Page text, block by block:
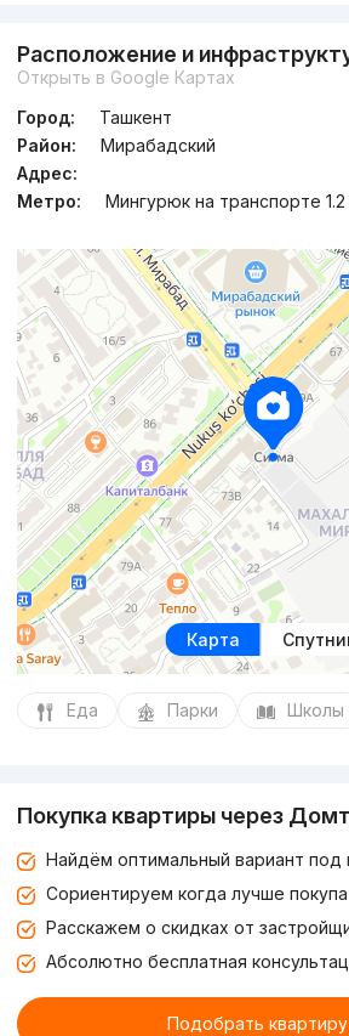
Расположение и
Открыть в Google Картах
Город:
Ташкент
Район:
Мирабадский
Адрес:
Метро:
Мингурюк на транспорте
Карта
Еда Парки Школы
Покупка квартиры через
Найдём оптимальный вариант под
Сориентируем когда лучше
Расскажем о скидках от
Абсолютно бесплатная
Подобрать квартиру